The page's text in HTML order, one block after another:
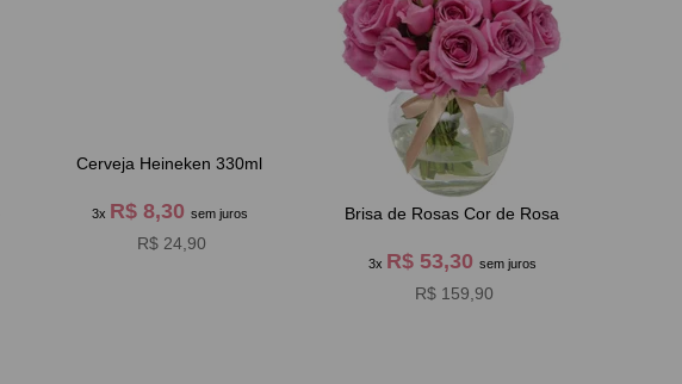
Cerveja Heineken 330ml
3x R$ 8,30 sem juros
R$ 24,90
Brisa de Rosas Cor de Rosa
3x R$ 53,30 sem juros
R$ 159,90